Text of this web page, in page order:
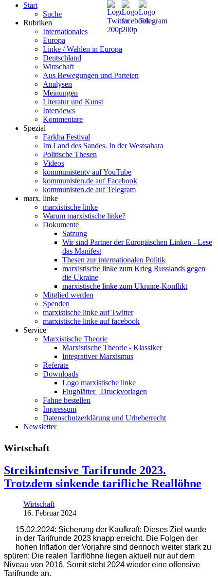
Start
Suche
Rubriken
Internationales
Europa
Linke / Wahlen in Europa
Deutschland
Wirtschaft
Aus Bewegungen und Parteien
Analysen
Meinungen
Literatur und Kunst
Interviews
Kommentare
Spezial
Farkha Festival
Im Land des Sandes. In der Westsahara
Politische Thesen
Videos
kommunistentv auf YouTube
kommunisten.de auf Facebook
kommunisten.de auf Telegram
marx. linke
marxistische linke
Warum marxistische linke?
Dokumente
Satzung
Wir sind Partner der Europäischen Linken - Lese
das Manifest
Thesen zur internationalen Politik
marxistische linke zum Krieg Russlands gegen
die Ukraine
marxistische linke zum Ukraine-Konflikt
Mitglied werden
Spenden
marxistische linke auf Twitter
marxistische linke auf facebook
Service
Marxistische Theorie
Marxistische Theorie - Klassiker
Integrativer Marxismus
Referate
Downloads
Logo marxistische linke
Flugblätter | Druckvorlagen
Fahne bestellen
Impressum
Datenschutzerklärung und Urheberrecht
Newsletter
Wirtschaft
Streikintensive Tarifrunde 2023.
Trotzdem sinkende tarifliche Reallöhne
Wirtschaft
16. Februar 2024
15.02.2024: Sicherung der Kaufkraft: Dieses Ziel wurde
in der Tarifrunde 2023 knapp erreicht. Die Folgen der
hohen Inflation der Vorjahre sind dennoch weiter stark zu
spüren: Die realen Tariflöhne liegen aktuell nur auf dem
Niveau von 2016. Somit steht 2024 wieder eine offensive
Tarifrunde an.